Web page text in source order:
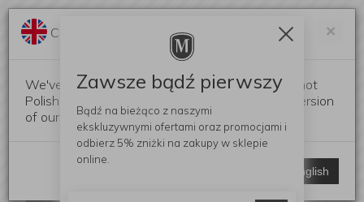
×
Change language?
We've detected that your browser language is not
Polish. Would you like to switch to the English version
of our website?
Switch to English
Zawsze bądź pierwszy
Bądź na bieżąco z naszymi
ekskluzywnymi ofertami oraz promocjami i
odbierz 5% zniżki na zakupy w sklepie
online.